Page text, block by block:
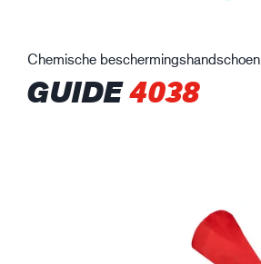
Chemische beschermingshandschoen
GUIDE4038